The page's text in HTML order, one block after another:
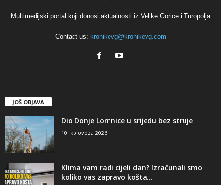
Multimedijski portal koji donosi aktualnosti iz Velike Gorice i Turopolja
Contact us: kronikevg@kronikevg.com
JOŠ OBJAVA
Dio Donje Lomnice u srijedu bez struje
10. kolovoza 2026
Klima vam radi cijeli dan? Izračunali smo
koliko vas zapravo košta...